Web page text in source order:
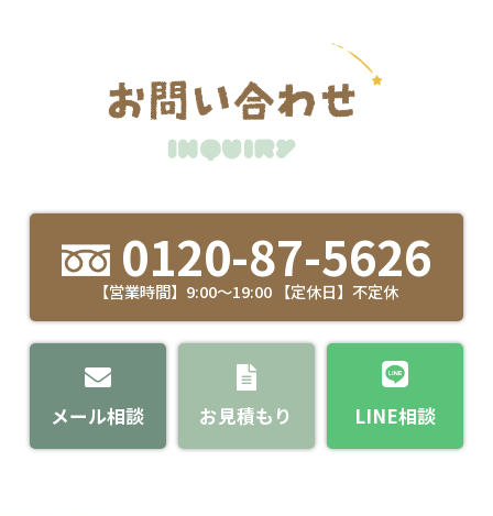
0120-87-5626
【営業時間】9:00～19:00 【定休日】不定休
メール相談 お見積もり LINE相談